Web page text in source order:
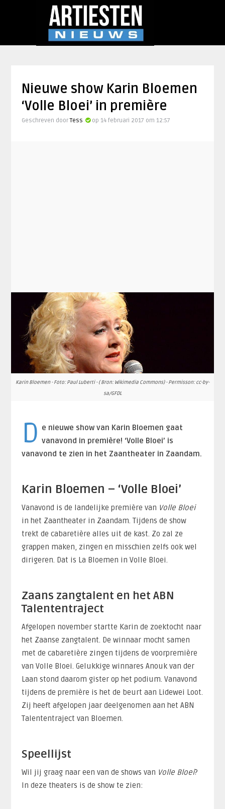
Nieuwe show Karin Bloemen
‘Volle Bloei’ in première
Geschreven doorTess op 14 februari 2017 om 12:57
Karin Bloemen - Foto: Paul Luberti - ( Bron: Wikimedia Commons) - Permisson: cc-by-
sa/GFDL
D e nieuwe show van Karin Bloemen gaat
vanavond in première! ‘Volle Bloei’ is
vanavond te zien in het Zaantheater in Zaandam.
Karin Bloemen – ‘Volle Bloei’
Vanavond is de landelijke première van Volle Bloei
in het Zaantheater in Zaandam. Tijdens de show
trekt de cabaretière alles uit de kast. Zo zal ze
grappen maken, zingen en misschien zelfs ook wel
dirigeren. Dat is La Bloemen in Volle Bloei.
Zaans zangtalent en het ABN
Talententraject
Afgelopen november startte Karin de zoektocht naar
het Zaanse zangtalent. De winnaar mocht samen
met de cabaretière zingen tijdens de voorpremière
van Volle Bloei. Gelukkige winnares Anouk van der
Laan stond daarom gister op het podium. Vanavond
tijdens de première is het de beurt aan Lidewei Loot.
Zij heeft afgelopen jaar deelgenomen aan het ABN
Talententraject van Bloemen.
Speellijst
Wil jij graag naar een van de shows van Volle Bloei?
In deze theaters is de show te zien: